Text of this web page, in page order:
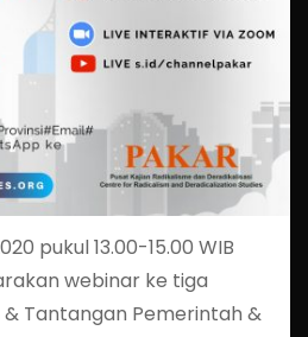
pukul 13.00-15.00 WIB
webinar ke tiga
Tantangan Pemerintah &